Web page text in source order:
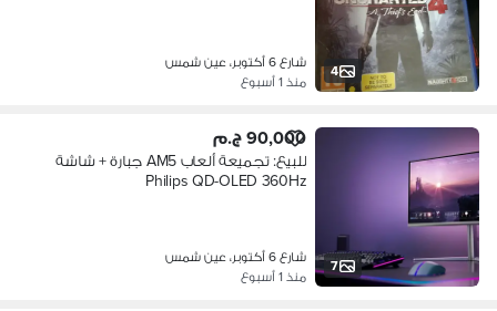
4
شارع 6 أكتوبر، عين شمس
منذ 1 أسبوع
7
90,000 ج.م
للبيع: تجميعة ألعاب AM5 جبارة + شاشة
Philips QD-OLED 360Hz
شارع 6 أكتوبر، عين شمس
منذ 1 أسبوع